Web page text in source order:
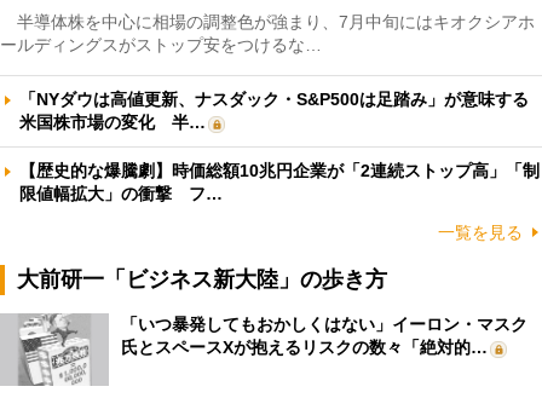
半導体株を中心に相場の調整色が強まり、7月中旬にはキオクシアホ
ールディングスがストップ安をつけるな…
「NYダウは高値更新、ナスダック・S&P500は足踏み」が意味する
米国株市場の変化 半…
【歴史的な爆騰劇】時価総額10兆円企業が「2連続ストップ高」「制
限値幅拡大」の衝撃 フ…
一覧を見る
大前研一「ビジネス新大陸」の歩き方
「いつ暴発してもおかしくはない」イーロン・マスク
氏とスペースXが抱えるリスクの数々「絶対的…